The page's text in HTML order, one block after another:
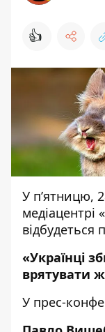
👍
У п’ятницю,
відбудеться
«Українці
врятувати
У прес-